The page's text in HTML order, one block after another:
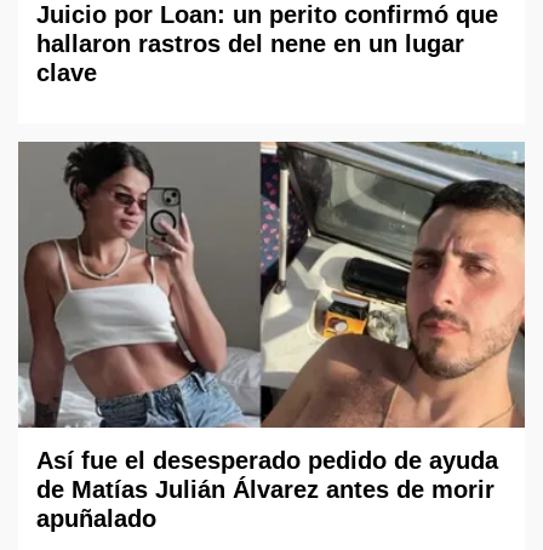
Juicio por Loan: un perito confirmó que
hallaron rastros del nene en un lugar
clave
Así fue el desesperado pedido de ayuda
de Matías Julián Álvarez antes de morir
apuñalado